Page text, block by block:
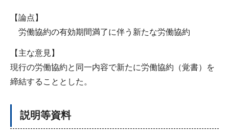
【論点】
労働協約の有効期間満了に伴う新たな労働協約
【主な意見】
現行の労働協約と同一内容で新たに労働協約（覚書）を
締結することとした。
説明等資料